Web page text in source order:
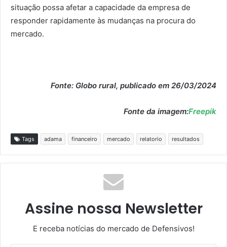
situação possa afetar a capacidade da empresa de
responder rapidamente às mudanças na procura do
mercado.
Fonte: Globo rural, publicado em 26/03/2024
Fonte da imagem:Freepik
Tags adama financeiro mercado relatorio resultados
Assine nossa Newsletter
E receba notícias do mercado de Defensivos!